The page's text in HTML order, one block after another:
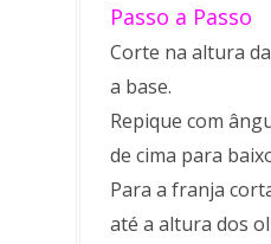
Passo a Passo
Corte na altura
a base.
Repique com
de cima para
Para a franja
até a altura dos